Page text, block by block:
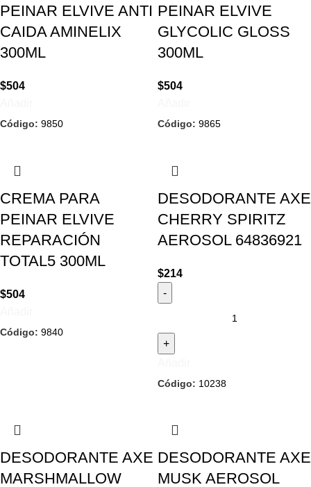
PEINAR ELVIVE ANTI
CAIDA AMINELIX
300ML
$504
Código: 9850
PEINAR ELVIVE
GLYCOLIC GLOSS
300ML
$504
Código: 9865
CREMA PARA
PEINAR ELVIVE
REPARACIÓN
TOTAL5 300ML
$504
Código: 9840
DESODORANTE AXE
CHERRY SPIRITZ
AEROSOL 64836921
$214
Código: 10238
DESODORANTE AXE
MARSHMALLOW
DESODORANTE AXE
MUSK AEROSOL